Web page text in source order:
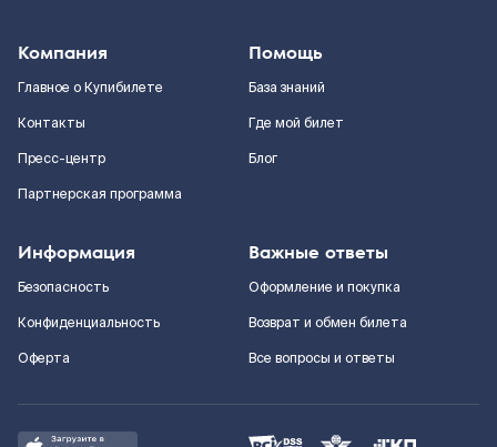
Компания
Главное о Купибилете
Контакты
Пресс-центр
Партнерская программа
Помощь
База знаний
Где мой билет
Блог
Информация
Безопасность
Конфиденциальность
Оферта
Важные ответы
Оформление и покупка
Возврат и обмен билета
Все вопросы и ответы